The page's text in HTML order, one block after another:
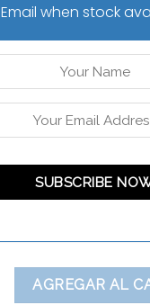
Email when stock
AGREGAR AL